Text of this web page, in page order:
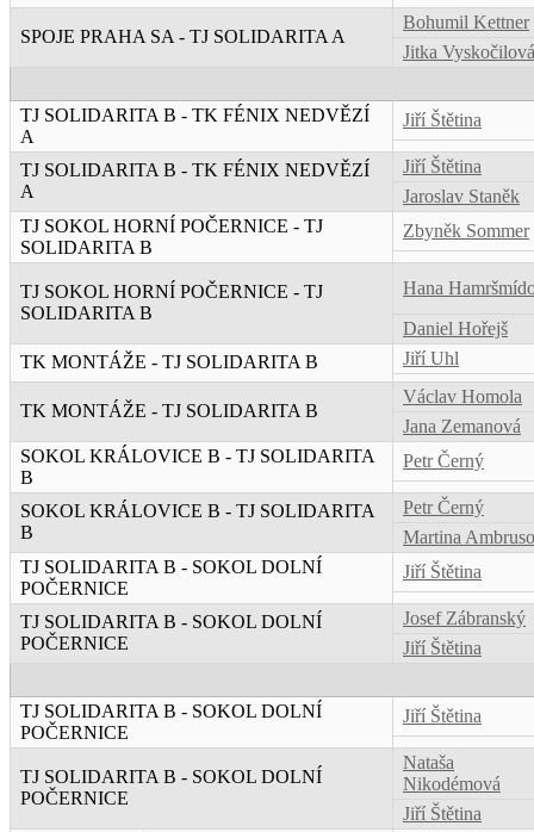
SPOJE PRAHA SA - TJ SOLIDARITA A
Bohumil Kettner
Jitka Vyskočilová
TJ SOLIDARITA B - TK FÉNIX NEDVĚZÍ
A
Jiří Štětina
TJ SOLIDARITA B - TK FÉNIX NEDVĚZÍ
A
Jiří Štětina
Jaroslav Staněk
TJ SOKOL HORNÍ POČERNICE - TJ
SOLIDARITA B
Zbyněk Sommer
TJ SOKOL HORNÍ POČERNICE - TJ
SOLIDARITA B
Hana
Daniel Hořejš
TK MONTÁŽE - TJ SOLIDARITA B
Jiří Uhl
TK MONTÁŽE - TJ SOLIDARITA B
Václav Homola
Jana Zemanová
SOKOL KRÁLOVICE B - TJ SOLIDARITA
B
Petr Černý
SOKOL KRÁLOVICE B - TJ SOLIDARITA
B
Petr Černý
Martina
TJ SOLIDARITA B - SOKOL DOLNÍ
POČERNICE
Jiří Štětina
TJ SOLIDARITA B - SOKOL DOLNÍ
POČERNICE
Josef Zábranský
Jiří Štětina
TJ SOLIDARITA B - SOKOL DOLNÍ
POČERNICE
Jiří Štětina
TJ SOLIDARITA B - SOKOL DOLNÍ
POČERNICE
Nataša
Nikodémová
Jiří Štětina